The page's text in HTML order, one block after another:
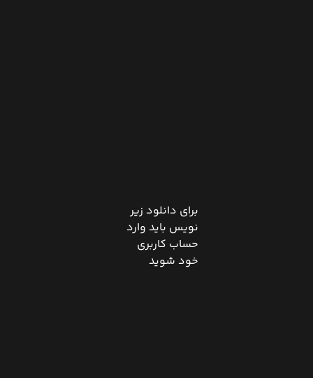
برای دانلود زیر
نویس باید وارد
حساب کاربری
خود شوید